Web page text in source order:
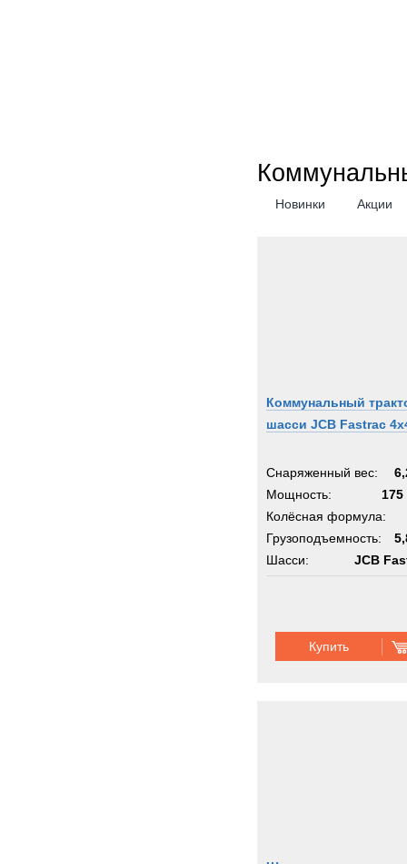
Новинки Акции
Коммунальный
шасси JCB Fastrac
Снаряженный вес:
Мощность:
175
Колёсная формула:
Грузоподъемность:
Шасси:
JCB
Купить